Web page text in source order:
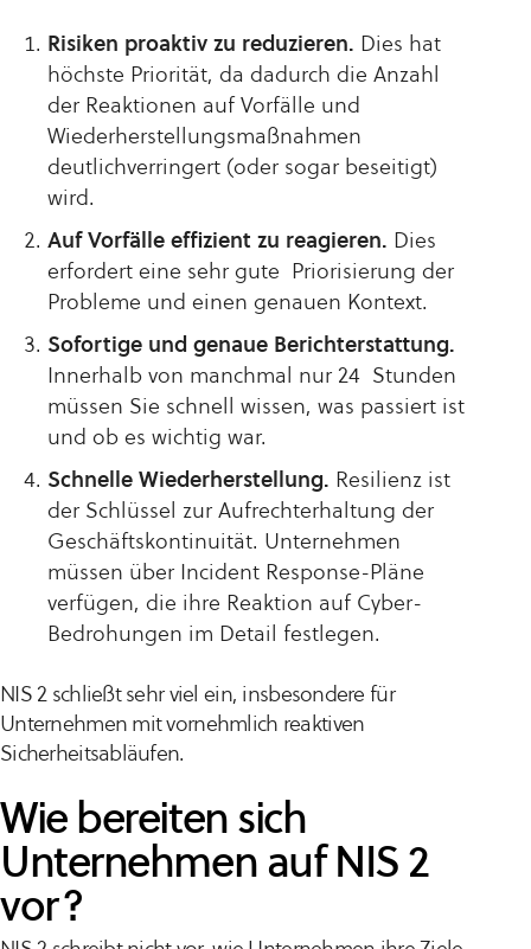
Risiken proaktiv zu reduzieren. Dies hat
höchste Priorität, da dadurch die Anzahl
der Reaktionen auf Vorfälle und
Wiederherstellungsmaßnahmen
deutlichverringert (oder sogar beseitigt)
wird.
Auf Vorfälle effizient zu reagieren. Dies
erfordert eine sehr gute Priorisierung der
Probleme und einen genauen Kontext.
Sofortige und genaue Berichterstattung.
Innerhalb von manchmal nur 24 Stunden
müssen Sie schnell wissen, was passiert ist
und ob es wichtig war.
Schnelle Wiederherstellung. Resilienz ist
der Schlüssel zur Aufrechterhaltung der
Geschäftskontinuität. Unternehmen
müssen über Incident Response-Pläne
verfügen, die ihre Reaktion auf Cyber-
Bedrohungen im Detail festlegen.
NIS 2 schließt sehr viel ein, insbesondere für
Unternehmen mit vornehmlich reaktiven
Sicherheitsabläufen.
Wie bereiten sich
Unternehmen auf NIS 2
vor?